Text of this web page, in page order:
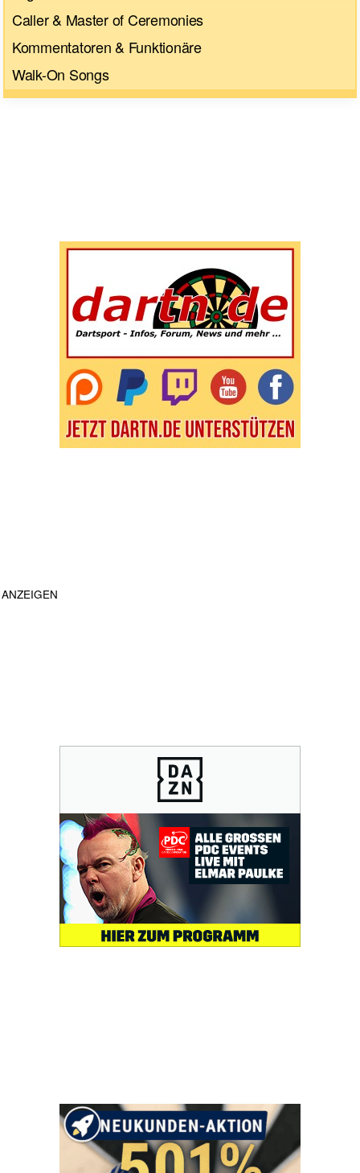
Caller & Master of Ceremonies
Kommentatoren & Funktionäre
Walk-On Songs
ANZEIGEN